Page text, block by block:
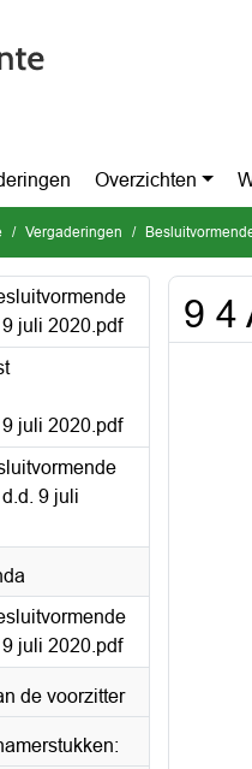
Overzichten
Vergaderingen
juli 2020.pdf
juli 2020.pdf
9 juli
juli 2020.pdf
de voorzitter
9 4